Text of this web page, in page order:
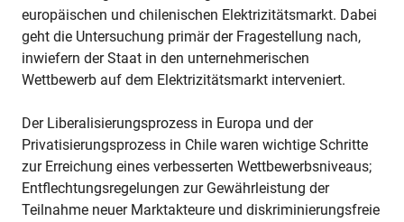
europäischen und chilenischen Elektrizitätsmarkt. Dabei
geht die Untersuchung primär der Fragestellung nach,
inwiefern der Staat in den unternehmerischen
Wettbewerb auf dem Elektrizitätsmarkt interveniert.
Der Liberalisierungsprozess in Europa und der
Privatisierungsprozess in Chile waren wichtige Schritte
zur Erreichung eines verbesserten Wettbewerbsniveaus;
Entflechtungsregelungen zur Gewährleistung der
Teilnahme neuer Marktakteure und diskriminierungsfreie